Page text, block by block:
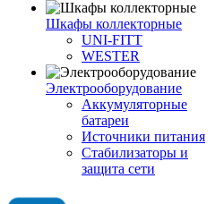
Шкафы коллекторные
UNI-FITT
WESTER
Электрооборудование
Аккумуляторные
батареи
Источники питания
Стабилизаторы и
защита сети